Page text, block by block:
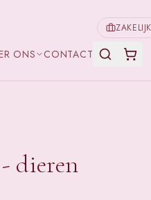
ONS CONTACT
dieren